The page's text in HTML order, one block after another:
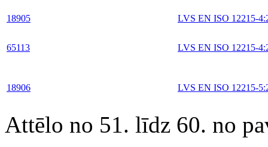
18905 LVS EN ISO 12215-
65113 LVS EN ISO 12215-
18906 LVS EN ISO 12215-
Attēlo no 51. līdz 60. no